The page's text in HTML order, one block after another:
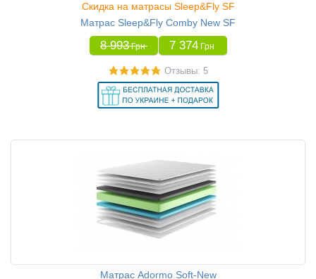
Скидка на матрасы Sleep&Fly SF
Матрас Sleep&Fly Comby New SF
8 993 Грн 7 374 Грн
Отзывы: 5
Матрас Adormo Soft-New